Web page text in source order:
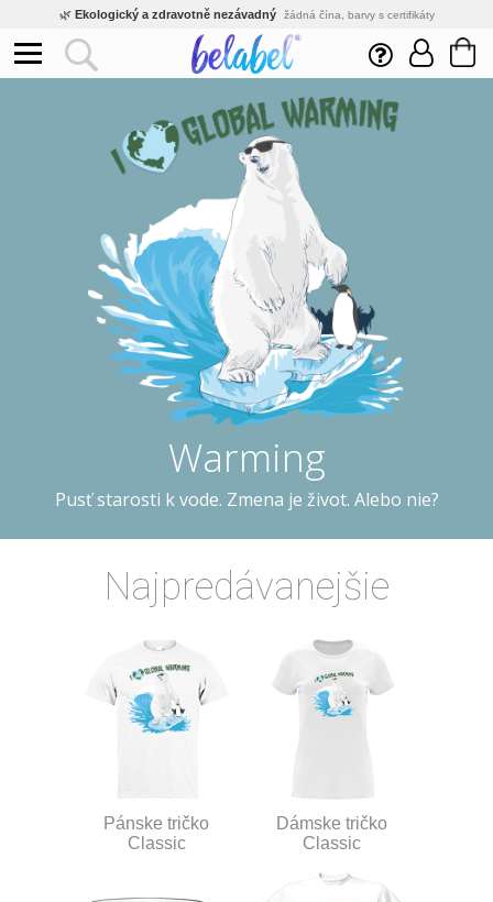
🌿 Ekologický a zdravotně nezávadný žádná čína, barvy s certifikáty
Inovativní výroba vlastní vývoj, nejnovější technologie
Rychlé dodání expedujeme do 24h
velké množstevní slevy
Kvalita pod kontrolou jsme přímý výrobce, žádný zprostředkovatel
Eshop s tradicí od roku 2010 tisíce spokojených zákazníků
Warming
Pusť starosti k vode. Zmena je život. Alebo nie?
Najpredávanejšie
Pánske tričko
Classic
Dámske tričko
Classic